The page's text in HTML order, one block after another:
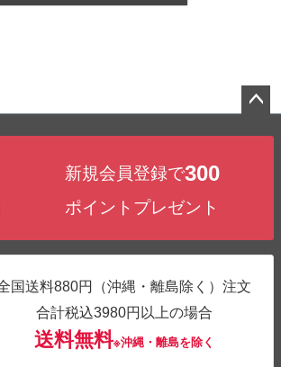
新規会員登録で300
ポイントプレゼント
国送料880円（沖縄・離島除く）注文
合計税込3980円以上の場合
送料無料※沖縄・離島を除く